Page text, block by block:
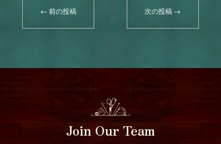
← 前の投稿 次の投稿 →
Join Our Team